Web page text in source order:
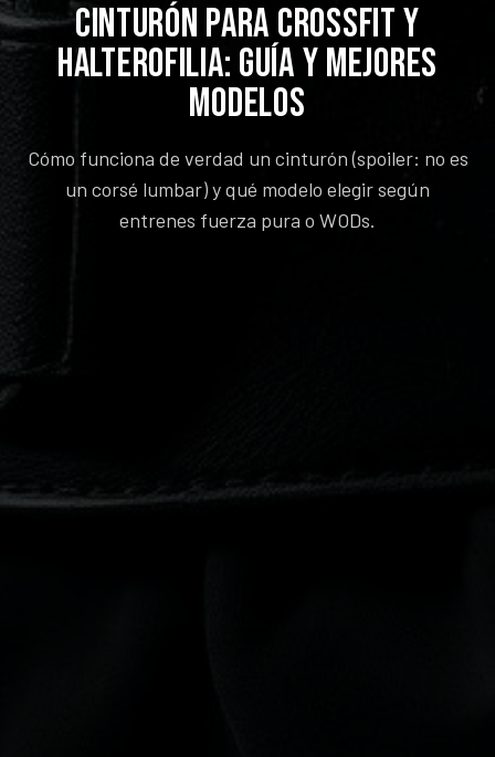
Cinturón para CrossFit y
halterofilia: guía y mejores
modelos
Cómo funciona de verdad un cinturón (spoiler: no es
un corsé lumbar) y qué modelo elegir según
entrenes fuerza pura o WODs.